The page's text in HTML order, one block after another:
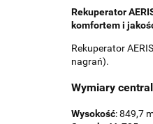
Rekuperator
komfortem i
Rekuperator
nagrań).
Wymiary
Wysokość: 849,7